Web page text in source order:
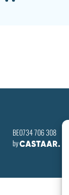
BE0734 706 308
by